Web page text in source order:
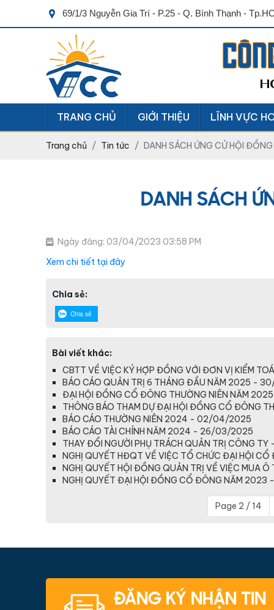
69/1/3 Nguyễn Gia Trí - P.25 - Q. Bình Thạnh -
TRANG CHỦ GIỚI THIỆU LĨNH VỰC
Trang chủ Tin tức DANH SÁCH ỨNG CỬ HỘI
DANH SÁCH
Ngày đăng: 03/04/2023 03:58 PM
Xem chi tiết tại đây
Chia sẻ:
Chia sẻ
Bài viết khác:
CBTT VỀ VIỆC KÝ HỢP ĐỒNG VỚI ĐƠN VỊ KIỂM
BÁO CÁO QUẢN TRỊ 6 THÁNG ĐẦU NĂM 2025 -
ĐẠI HỘI ĐỒNG CỔ ĐÔNG THƯỜNG NIÊN NĂM
THÔNG BÁO THAM DỰ ĐẠI HỘI ĐỒNG CỔ ĐÔNG
BÁO CÁO THƯỜNG NIÊN 2024 - 02/04/2025
BÁO CÁO TÀI CHÍNH NĂM 2024 - 26/03/2025
THAY ĐỔI NGƯỜI PHỤ TRÁCH QUẢN TRỊ CÔNG
NGHỊ QUYẾT HĐQT VỀ VIỆC TỔ CHỨC ĐẠI HỘI
NGHỊ QUYẾT HỘI ĐỒNG QUẢN TRỊ VỀ VIỆC MUA
NGHỊ QUYẾT ĐẠI HỘI ĐỒNG CỔ ĐÔNG NĂM
Page 2 / 14
ĐĂNG KÝ NHẬN TIN